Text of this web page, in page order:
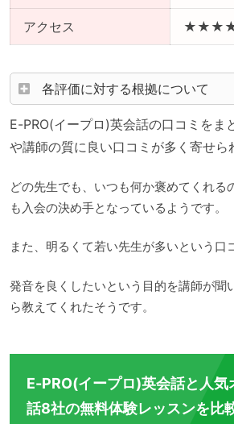
アクセス
各評価に対する根拠について
E-PRO(イープロ)英会話の口コミをま
や講師の質に良い口コミが多く寄せら
どの先生でも、いつも何か褒めてくれる
も入会の決め手となっているようです。
また、明るくて若い先生が多いという口
発音を良くしたいという目的を講師が聞
ら教えてくれたそうです。
E-PRO(イープロ)英会話と人気
話8社の無料体験レッスンを比